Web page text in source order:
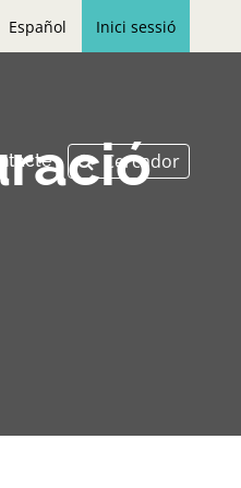
Español Inici sessió